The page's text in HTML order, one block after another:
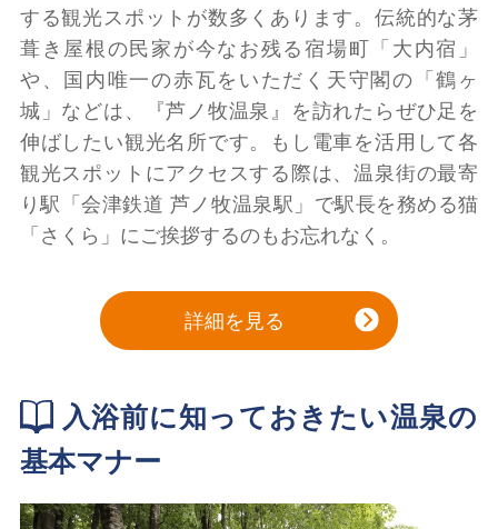
する観光スポットが数多くあります。伝統的な茅
葺き屋根の民家が今なお残る宿場町「大内宿」
や、国内唯一の赤瓦をいただく天守閣の「鶴ヶ
城」などは、『芦ノ牧温泉』を訪れたらぜひ足を
伸ばしたい観光名所です。もし電車を活用して各
観光スポットにアクセスする際は、温泉街の最寄
り駅「会津鉄道 芦ノ牧温泉駅」で駅長を務める猫
「さくら」にご挨拶するのもお忘れなく。
詳細を見る
入浴前に知っておきたい温泉の
基本マナー